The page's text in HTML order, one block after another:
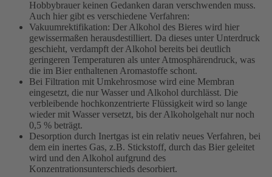
Hobbybrauer keinen Gedanken daran verschwenden muss.
Auch hier gibt es verschiedene Verfahren:
Vakuumrektifikation: Der Alkohol des Bieres wird hier
gewissermaßen herausdestilliert. Da dieses unter Unterdruck
geschieht, verdampft der Alkohol bereits bei deutlich
geringeren Temperaturen als unter Atmosphärendruck, was
die im Bier enthaltenen Aromastoffe schont.
Bei Filtration mit Umkehrosmose wird eine Membran
eingesetzt, die nur Wasser und Alkohol durchlässt. Die
verbleibende hochkonzentrierte Flüssigkeit wird so lange
wieder mit Wasser versetzt, bis der Alkoholgehalt nur noch
0,5 % beträgt.
Desorption durch Inertgas ist ein relativ neues Verfahren, bei
dem ein inertes Gas, z.B. Stickstoff, durch das Bier geleitet
wird und den Alkohol aufgrund des
Konzentrationsunterschieds desorbiert.